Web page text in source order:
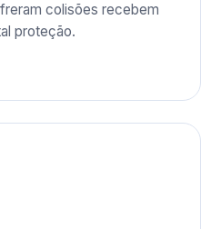
colisões recebem
proteção.